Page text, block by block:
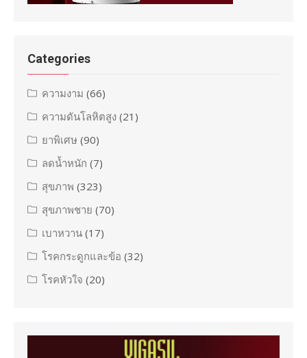
Categories
ความงาม (66)
ความดันโลหิตสูง (21)
ยาพิเศษ (90)
ลดน้ำหนัก (7)
สุขภาพ (323)
สุขภาพชาย (70)
เบาหวาน (17)
โรคกระดูกและข้อ (32)
โรคหัวใจ (20)